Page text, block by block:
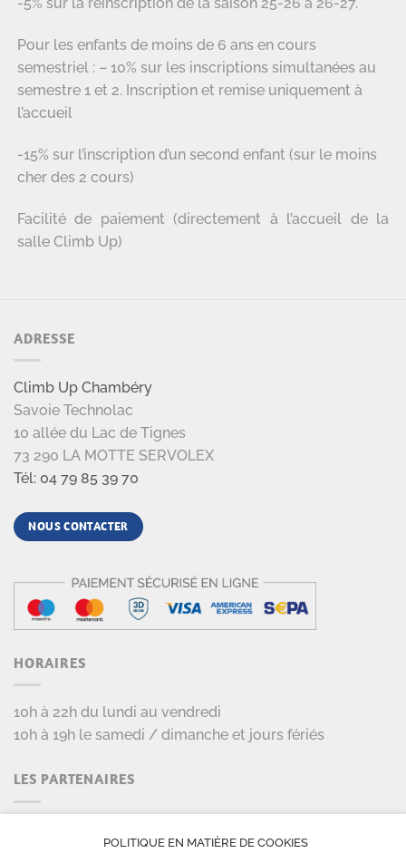
-5% sur la réinscription de la saison 25-26 à 26-27.
Pour les enfants de moins de 6 ans en cours
semestriel : – 10% sur les inscriptions simultanées au
semestre 1 et 2. Inscription et remise uniquement à
l’accueil
-15% sur l’inscription d’un second enfant (sur le moins
cher des 2 cours)
Facilité de paiement (directement à l’accueil de la
salle Climb Up)
ADRESSE
Climb Up Chambéry
Savoie Technolac
10 allée du Lac de Tignes
73 290 LA MOTTE SERVOLEX
Tél: 04 79 85 39 70
NOUS CONTACTER
HORAIRES
10h à 22h du lundi au vendredi
10h à 19h le samedi / dimanche et jours fériés
LES PARTENAIRES
POLITIQUE EN MATIÈRE DE COOKIES